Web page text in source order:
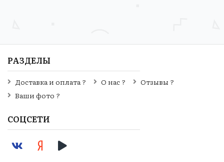
РАЗДЕЛЫ
Доставка и оплата ? О нас ?
Отзывы ?
Ваши фото ?
СОЦСЕТИ